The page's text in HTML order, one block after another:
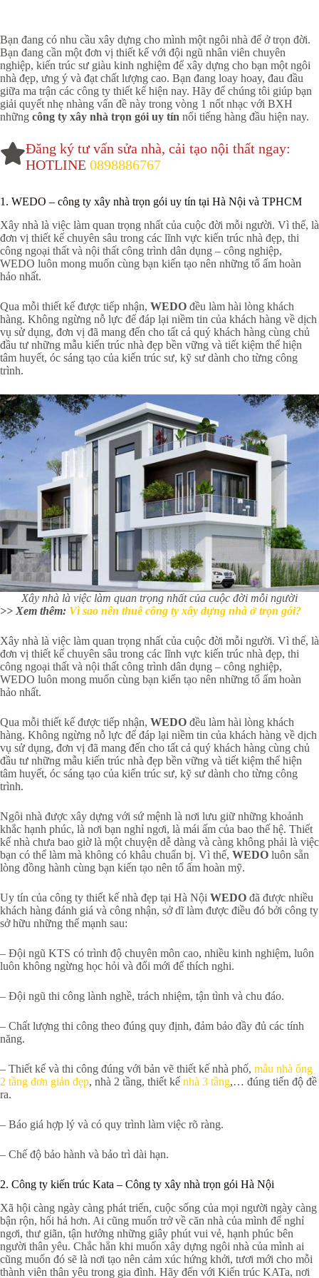
Bạn đang có nhu cầu xây dựng cho mình một ngôi nhà để ở trọn đời.
Bạn đang cần một đơn vị thiết kế với đội ngũ nhân viên chuyên
nghiệp, kiến trúc sư giàu kinh nghiệm để xây dựng cho bạn một ngôi
nhà đẹp, ưng ý và đạt chất lượng cao. Bạn đang loay hoay, đau đầu
giữa ma trận các công ty thiết kế hiện nay. Hãy để chúng tôi giúp bạn
giải quyết nhẹ nhàng vấn đề này trong vòng 1 nốt nhạc với BXH
những công ty xây nhà trọn gói uy tín nổi tiếng hàng đầu hiện nay.
Đăng ký tư vấn sửa nhà, cải tạo nội thất ngay:
HOTLINE 0898886767
1. WEDO – công ty xây nhà trọn gói uy tín tại Hà Nội và TPHCM
Xây nhà là việc làm quan trọng nhất của cuộc đời mỗi người. Vì thế, là
đơn vị thiết kế chuyên sâu trong các lĩnh vực kiến trúc nhà đẹp, thi
công ngoại thất và nội thất công trình dân dụng – công nghiệp,
WEDO luôn mong muốn cùng bạn kiến tạo nên những tổ ấm hoàn
hảo nhất.
Qua mỗi thiết kế được tiếp nhận, WEDO đều làm hài lòng khách
hàng. Không ngừng nỗ lực để đáp lại niềm tin của khách hàng về dịch
vụ sử dụng, đơn vị đã mang đến cho tất cả quý khách hàng cùng chủ
đầu tư những mẫu kiến trúc nhà đẹp bền vững và tiết kiệm thể hiện
tâm huyết, óc sáng tạo của kiến trúc sư, kỹ sư dành cho từng công
trình.
Xây nhà là việc làm quan trọng nhất của cuộc đời mỗi người
>> Xem thêm: Vì sao nên thuê công ty xây dựng nhà ở trọn gói?
Xây nhà là việc làm quan trọng nhất của cuộc đời mỗi người. Vì thế, là
đơn vị thiết kế chuyên sâu trong các lĩnh vực kiến trúc nhà đẹp, thi
công ngoại thất và nội thất công trình dân dụng – công nghiệp,
WEDO luôn mong muốn cùng bạn kiến tạo nên những tổ ấm hoàn
hảo nhất.
Qua mỗi thiết kế được tiếp nhận, WEDO đều làm hài lòng khách
hàng. Không ngừng nỗ lực để đáp lại niềm tin của khách hàng về dịch
vụ sử dụng, đơn vị đã mang đến cho tất cả quý khách hàng cùng chủ
đầu tư những mẫu kiến trúc nhà đẹp bền vững và tiết kiệm thể hiện
tâm huyết, óc sáng tạo của kiến trúc sư, kỹ sư dành cho từng công
trình.
Ngôi nhà được xây dựng với sứ mệnh là nơi lưu giữ những khoảnh
khắc hạnh phúc, là nơi bạn nghỉ ngơi, là mái ấm của bao thế hệ. Thiết
kế nhà chưa bao giờ là một chuyện dễ dàng và càng không phải là việc
bạn có thể làm mà không có khâu chuẩn bị. Vì thế, WEDO luôn sẵn
lòng đồng hành cùng bạn kiến tạo nên tổ ấm hoàn mỹ.
Uy tín của công ty thiết kế nhà đẹp tại Hà Nội WEDO đã được nhiều
khách hàng đánh giá và công nhận, sở dĩ làm được điều đó bởi công ty
sở hữu những thế mạnh sau:
– Đội ngũ KTS có trình độ chuyên môn cao, nhiều kinh nghiệm, luôn
luôn không ngừng học hỏi và đổi mới để thích nghi.
– Đội ngũ thi công lành nghề, trách nhiệm, tận tình và chu đáo.
– Chất lượng thi công theo đúng quy định, đảm bảo đầy đủ các tính
năng.
– Thiết kế và thi công đúng với bản vẽ thiết kế nhà phố, mẫu nhà ống
2 tầng đơn giản đẹp, nhà 2 tầng, thiết kế nhà 3 tầng,… đúng tiến độ đề
ra.
– Báo giá hợp lý và có quy trình làm việc rõ ràng.
– Chế độ bảo hành và bảo trì dài hạn.
2. Công ty kiến trúc Kata – Công ty xây nhà trọn gói Hà Nội
Xã hội càng ngày càng phát triển, cuộc sống của mọi người ngày càng
bận rộn, hối hả hơn. Ai cũng muốn trở về căn nhà của mình để nghỉ
ngơi, thư giãn, tận hưởng những giây phút vui vẻ, hạnh phúc bên
người thân yêu. Chắc hẳn khi muốn xây dựng ngôi nhà của mình ai
cũng muốn đó sẽ là nơi tạo nên cảm xúc hứng khởi, tươi mới cho mỗi
thành viên thân yêu trong gia đình. Hãy đến với Kiến trúc KATa, nơi